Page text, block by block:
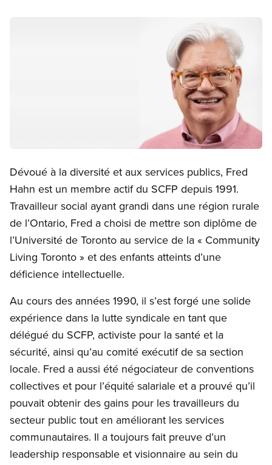
Dévoué à la diversité et aux services publics, Fred
Hahn est un membre actif du SCFP depuis 1991.
Travailleur social ayant grandi dans une région rurale
de l’Ontario, Fred a choisi de mettre son diplôme de
l’Université de Toronto au service de la « Community
Living Toronto » et des enfants atteints d’une
déficience intellectuelle.
Au cours des années 1990, il s’est forgé une solide
expérience dans la lutte syndicale en tant que
délégué du SCFP, activiste pour la santé et la
sécurité, ainsi qu’au comité exécutif de sa section
locale. Fred a aussi été négociateur de conventions
collectives et pour l’équité salariale et a prouvé qu’il
pouvait obtenir des gains pour les travailleurs du
secteur public tout en améliorant les services
communautaires. Il a toujours fait preuve d’un
leadership responsable et visionnaire au sein du